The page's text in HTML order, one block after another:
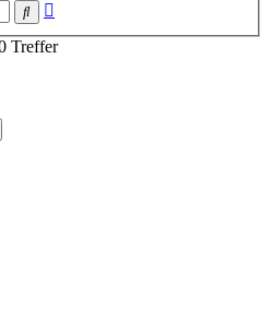
Suche
Treffer